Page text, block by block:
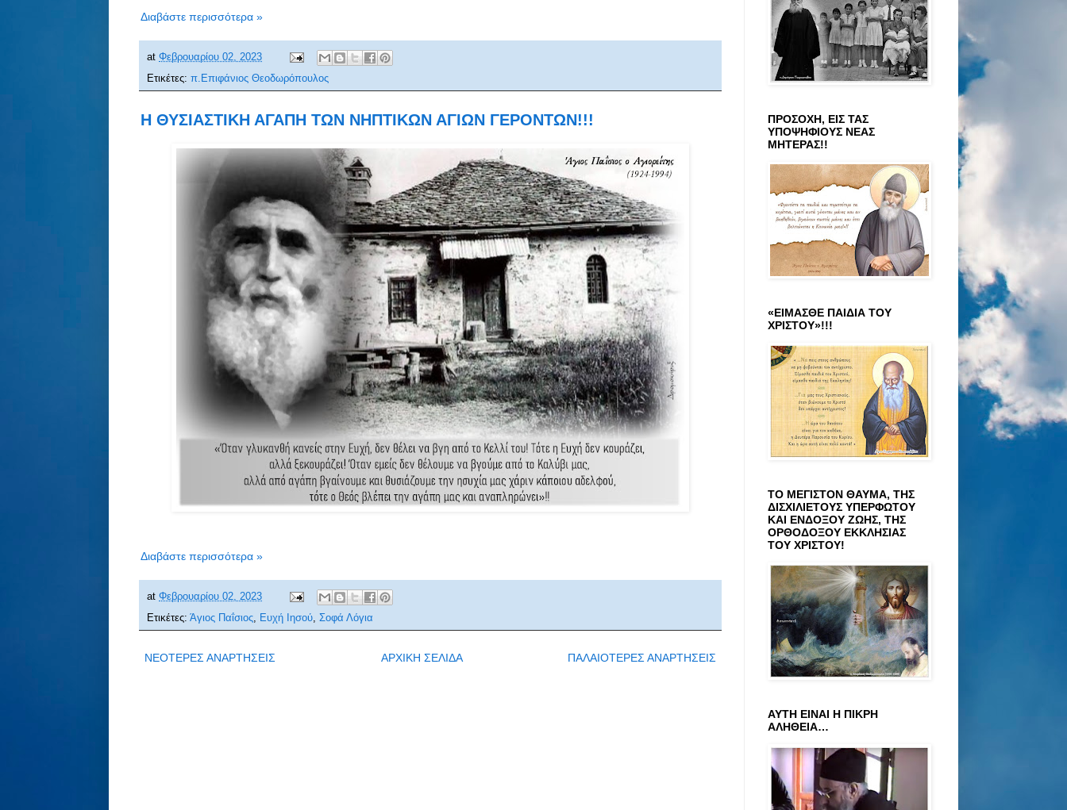
Διαβάστε περισσότερα »
at Φεβρουαρίου 02, 2023
Ετικέτες: π.Επιφάνιος Θεοδωρόπουλος
Η ΘΥΣΙΑΣΤΙΚΗ ΑΓΑΠΗ ΤΩΝ ΝΗΠΤΙΚΩΝ ΑΓΙΩΝ ΓΕΡΟΝΤΩΝ!!!
Διαβάστε περισσότερα »
at Φεβρουαρίου 02, 2023
Ετικέτες: Άγιος Παΐσιος Ευχή Ιησού Σοφά Λόγια
ΝΕΟΤΕΡΕΣ ΑΝΑΡΤΗΣΕΙΣ ΠΑΛΑΙΟΤΕΡΕΣ ΑΝΑΡΤΗΣΕΙΣ
ΑΡΧΙΚΗ ΣΕΛΙΔΑ
ΠΡΟΣΟΧΗ, ΕΙΣ ΤΑΣ
ΥΠΟΨΗΦΙΟΥΣ ΝΕΑΣ
ΜΗΤΕΡΑΣ!!
«ΕΙΜΑΣΘΕ ΠΑΙΔΙΑ ΤΟΥ
ΧΡΙΣΤΟΥ»!!!
ΤΟ ΜΕΓΙΣΤΟΝ ΘΑΥΜΑ, ΤΗΣ
ΔΙΣΧΙΛΙΕΤΟΥΣ ΥΠΕΡΦΩΤΟΥ
ΚΑΙ ΕΝΔΟΞΟΥ ΖΩΗΣ, ΤΗΣ
ΟΡΘΟΔΟΞΟΥ ΕΚΚΛΗΣΙΑΣ
ΤΟΥ ΧΡΙΣΤΟΥ!
ΑΥΤΗ ΕΙΝΑΙ Η ΠΙΚΡΗ
ΑΛΗΘΕΙΑ…